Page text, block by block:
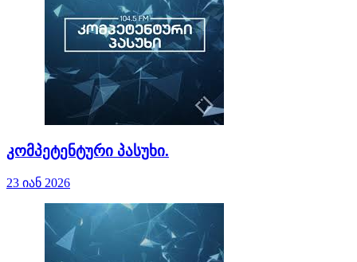
კომპეტენტური პასუხი.
23 იან 2026